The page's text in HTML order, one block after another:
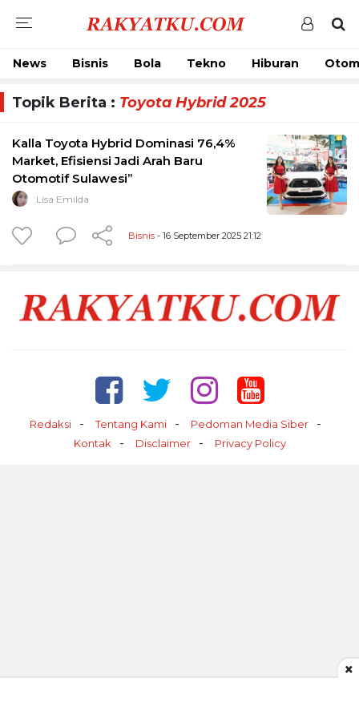
News Bisnis Bola Tekno Hiburan
Topik Berita : Toyota Hybrid 2025
Kalla Toyota Hybrid Dominasi 76,4%
Market, Efisiensi Jadi Arah Baru
Otomotif Sulawesi”
Lisa Emilda
Bisnis - 16 September 2025 21:12
Redaksi Tentang Kami
Pedoman Media Siber
Kontak
Disclaimer Privacy Policy
×